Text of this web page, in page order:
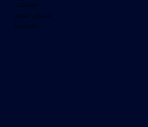
المقالات
معرض الصور
اتصل بنا